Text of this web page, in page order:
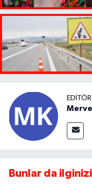
Merve
Bunlar da